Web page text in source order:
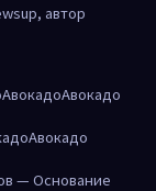
автор
АвокадоАвокадо
Авокадо
— Основание